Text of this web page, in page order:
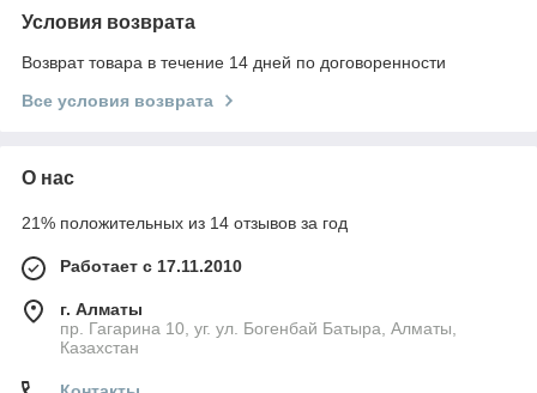
Условия возврата
Возврат товара в течение 14 дней по договоренности
Все условия возврата
О нас
21% положительных из 14 отзывов за год
Работает с 17.11.2010
г. Алматы
пр. Гагарина 10, уг. ул. Богенбай Батыра, Алматы,
Казахстан